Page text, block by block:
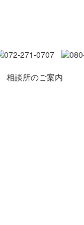
相談所のご案内